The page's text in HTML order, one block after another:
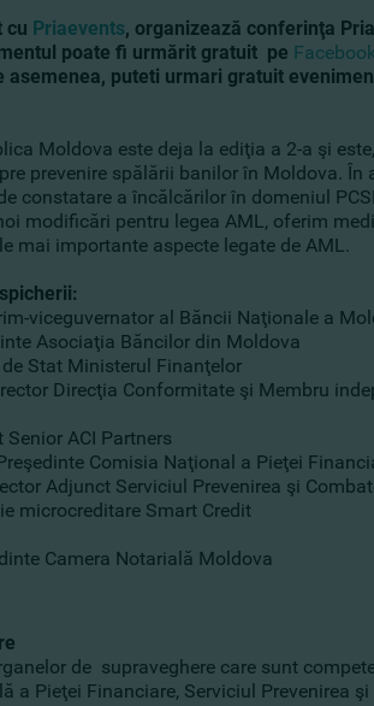
cu Priaevents, organizează conferinţa
poate fi urmărit gratuit pe
asemenea, puteti urmari gratuit
Moldova este deja la ediţia a 2-a şi
prevenire spălării banilor în Moldova. În
constatare a încălcărilor în domeniul
modificări pentru legea AML, oferim
mai importante aspecte legate de AML.
viceguvernator al Băncii Naţionale a
Asociaţia Băncilor din Moldova
Stat Ministerul Finanţelor
Direcţia Conformitate şi Membru
ACI Partners
Comisia Naţional a Pieţei
Adjunct Serviciul Prevenirea şi
microcreditare Smart Credit
Camera Notarială Moldova
de supraveghere care sunt
a Pieţei Financiare, Serviciul Prevenirea